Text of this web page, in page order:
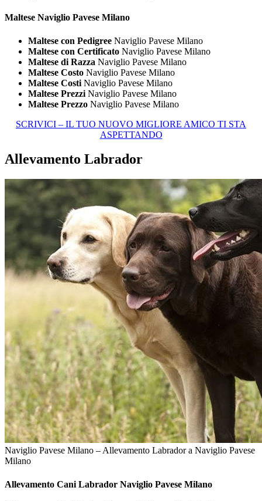
Maltese Naviglio Pavese Milano
Maltese con Pedigree Naviglio Pavese Milano
Maltese con Certificato Naviglio Pavese Milano
Maltese di Razza Naviglio Pavese Milano
Maltese Costo Naviglio Pavese Milano
Maltese Costi Naviglio Pavese Milano
Maltese Prezzi Naviglio Pavese Milano
Maltese Prezzo Naviglio Pavese Milano
SCRIVICI – IL TUO NUOVO MIGLIORE AMICO TI STA
ASPETTANDO
Allevamento Labrador
Naviglio Pavese Milano – Allevamento Labrador a Naviglio Pavese
Milano
Allevamento Cani Labrador Naviglio Pavese Milano